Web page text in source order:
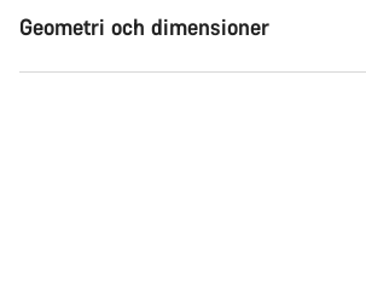
Geometri och dimensioner
allt från ändringar i din order till